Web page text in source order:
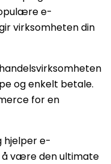
e-
virksomheten din
og enkelt betale.
for en
hjelper e-
å være den ultimate